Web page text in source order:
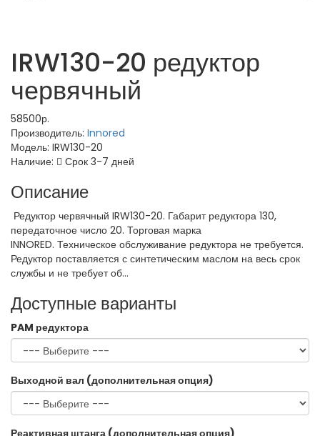
IRW130-20 редуктор
червячный
58500р.
Производитель: Innored
Модель: IRW130-20
Наличие:
Срок 3-7 дней
Описание
Редуктор червячный IRW130-20. Габарит редуктора 130,
передаточное число 20. Торговая марка
INNORED. Техническое обслуживание редуктора не требуется.
Редуктор поставляется с синтетическим маслом на весь срок
службы и не требует об...
Доступные варианты
PAM редуктора
Выходной вал (дополнительная опция)
Реактивная штанга (дополнительная опция)